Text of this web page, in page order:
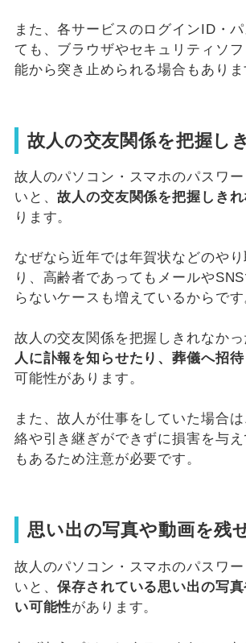
また、各サービスのログインID・
ても、ブラウザやセキュリティソ
能から突き止められる場合もありま
故人の交友関係を把握し
故人のパソコン・スマホのパスワ
いと、故人の交友関係を把握しき
ります。
なぜなら近年では年賀状などのや
り、高齢者であってもメールや
らないケースも増えているからです
故人の交友関係を把握しきれなかっ
人に訃報を知らせたり、葬儀へ招
可能性があります。
また、故人が仕事をしていた場合
絡や引き継ぎができずに損害を与
もあるため注意が必要です。
思い出の写真や動画を残
故人のパソコン・スマホのパスワ
いと、保存されている思い出の写
い可能性があります。